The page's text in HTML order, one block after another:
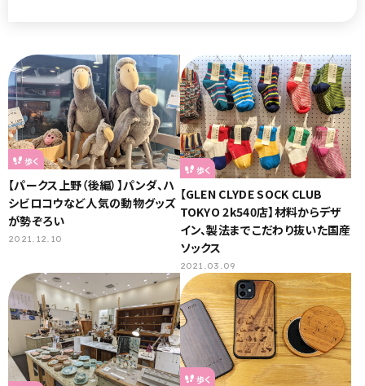
歩く
【パークス上野（後編）】パンダ、ハ
シビロコウなど人気の動物グッズ
が勢ぞろい
2021.12.10
歩く
【GLEN CLYDE SOCK CLUB
TOKYO 2k540店】材料からデザ
イン、製法までこだわり抜いた国産
ソックス
2021.03.09
歩く